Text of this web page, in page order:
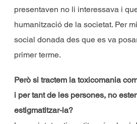
presentaven no li interessava i
humanització de la societat. Per
social donada des que es va
primer terme.
Però si tractem la toxicomania
i per tant de les persones, no
estigmatitzar-la?